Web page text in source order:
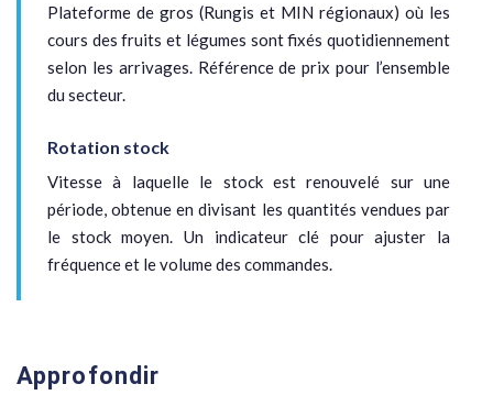
Plateforme de gros (Rungis et MIN régionaux) où les
cours des fruits et légumes sont fixés quotidiennement
selon les arrivages. Référence de prix pour l’ensemble
du secteur.
Rotation stock
Vitesse à laquelle le stock est renouvelé sur une
période, obtenue en divisant les quantités vendues par
le stock moyen. Un indicateur clé pour ajuster la
fréquence et le volume des commandes.
Approfondir